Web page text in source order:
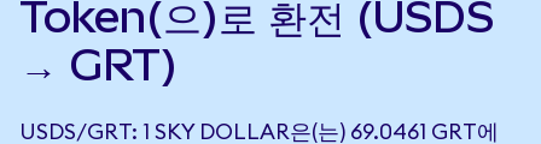
Token(으)로 환전 (USDS
→ GRT)
USDS/GRT: 1 SKY DOLLAR은(는) 69.0461 GRT에